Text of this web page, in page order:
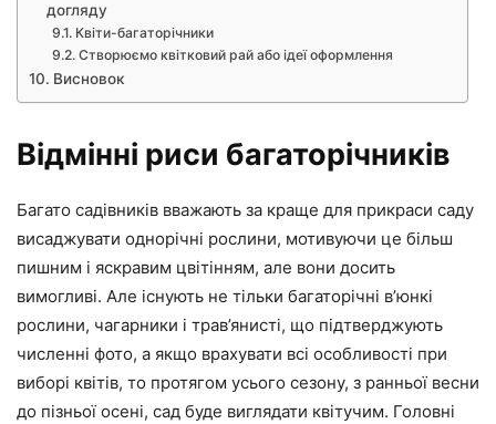
догляду
Квіти-багаторічники
Створюємо квітковий рай або ідеї оформлення
Висновок
Відмінні риси багаторічників
Багато садівників вважають за краще для прикраси саду
висаджувати однорічні рослини, мотивуючи це більш
пишним і яскравим цвітінням, але вони досить
вимогливі. Але існують не тільки багаторічні в’юнкі
рослини, чагарники і трав’янисті, що підтверджують
численні фото, а якщо врахувати всі особливості при
виборі квітів, то протягом усього сезону, з ранньої весни
до пізньої осені, сад буде виглядати квітучим. Головні